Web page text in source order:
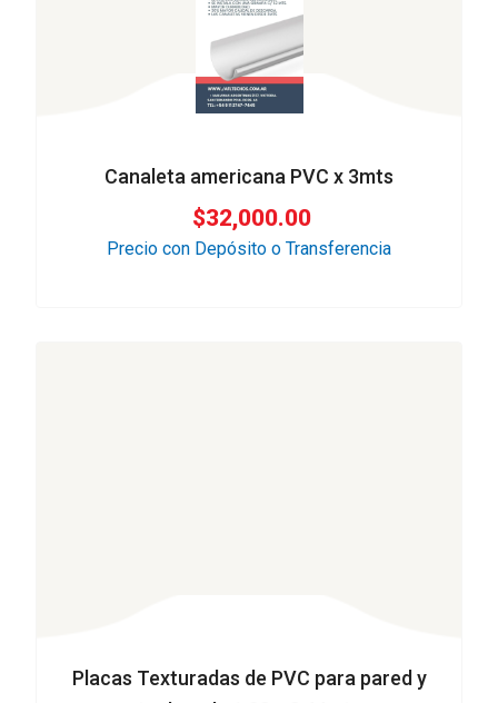
Canaleta americana PVC x 3mts
$32,000.00
Precio con Depósito o Transferencia
Placas Texturadas de PVC para pared y